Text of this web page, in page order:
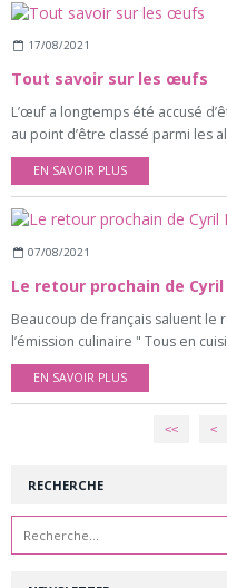
17/08/2021
Tout savoir sur les œufs
L’œuf a longtemps été accusé
au point d’être classé parmi les
EN SAVOIR PLUS
07/08/2021
Le retour prochain de
Beaucoup de français saluent le
l’émission culinaire " Tous en
EN SAVOIR PLUS
<< <
RECHERCHE